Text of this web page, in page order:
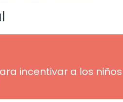
incentivar a los